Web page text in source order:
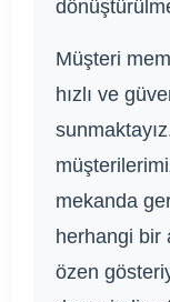
Müşteri
hızlı ve
mekanda
herhangi bir
özen